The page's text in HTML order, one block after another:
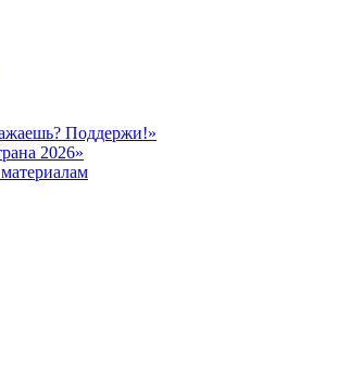
Поддержи!»
2026»